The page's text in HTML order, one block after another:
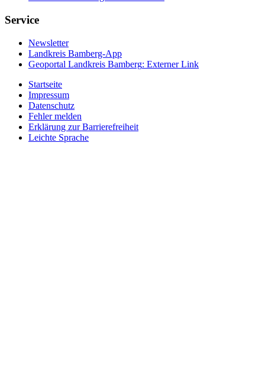
Service
Newsletter
Landkreis Bamberg-App
Geoportal Landkreis Bamberg: Externer Link
Startseite
Impressum
Datenschutz
Fehler melden
Erklärung zur Barrierefreiheit
Leichte Sprache